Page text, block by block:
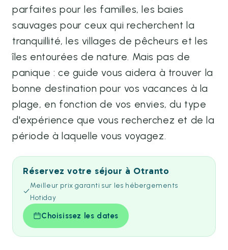
parfaites pour les familles, les baies
sauvages pour ceux qui recherchent la
tranquillité, les villages de pêcheurs et les
îles entourées de nature. Mais pas de
panique : ce guide vous aidera à trouver la
bonne destination pour vos vacances à la
plage, en fonction de vos envies, du type
d'expérience que vous recherchez et de la
période à laquelle vous voyagez.
Réservez votre séjour à Otranto
Meilleur prix garanti sur les hébergements
Hotiday
Choisissez les dates